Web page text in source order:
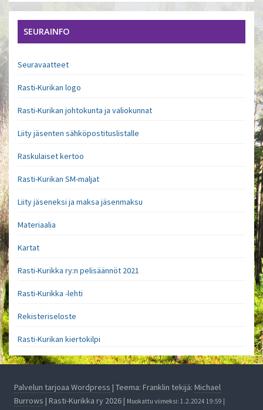
SEURAINFO
Seuravaatteet
Rasti-Kurikan logo
Rasti-Kurikan johtokunta ja valiokunnat
Liity jäsenten sähköpostituslistalle
Raskulaiset kertoo
Rasti-Kurikan SM-maljat
Liity jäseneksi ja maksa jäsenmaksu
Materiaalia
Kartat
Rasti-Kurikka ry:n pelisäännöt 2021
Rasti-Kurikka -lehti
Rekisteriseloste
Rasti-Kurikan kiertokilpi
Palvelun tarjoaa Wordpress | Teema: Franklin tekijä: Michael
Burrows | Rasti-Kurikka ry 2026 | Muokattu viimeksi: 1.2.2024 19:59 |